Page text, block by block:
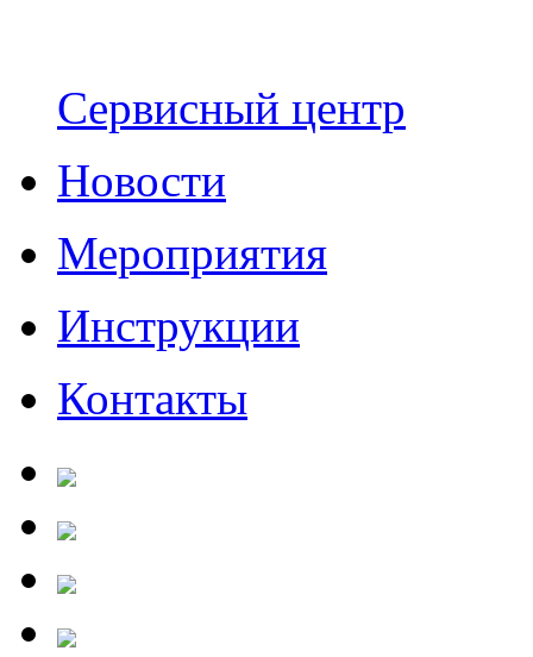
Сервисный центр
Новости
Мероприятия
Инструкции
Контакты